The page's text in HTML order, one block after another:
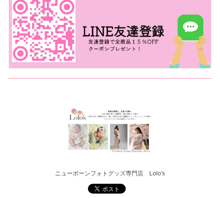
ニューボーンフォトグッズ専門店 Lolo's